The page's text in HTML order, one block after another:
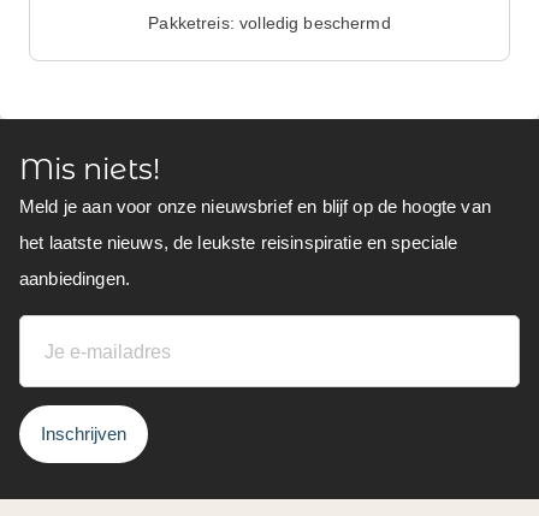
Pakketreis: volledig beschermd
Mis niets!
Meld je aan voor onze nieuwsbrief en blijf op de hoogte van
het laatste nieuws, de leukste reisinspiratie en speciale
aanbiedingen.
Inschrijven